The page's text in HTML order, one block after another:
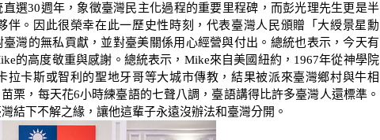
選30週年，象徵臺灣民主化過程的重要里程碑，而彭光理先生更是半
伴。因此很榮幸在此一歷史性時刻，代表臺灣人民頒贈「大綬景星勳
灣的無私貢獻，並對臺美關係用心經營與付出。總統也表示，今天有
的高度敬重與感謝。總統表示，Mike來自美國紐約，1967年從神學院
拉卡斯或智利的聖地牙哥等大城市傳教，結果被派來臺灣鄉村與牛相
栗，每天花6小時練臺語的七聲八調，臺語講得比許多臺灣人還標準。
結下不解之緣，讓他這輩子永遠沒辦法和臺灣分開。